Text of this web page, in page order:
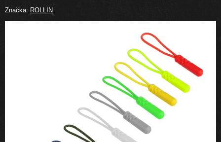
Značka: ROLLIN